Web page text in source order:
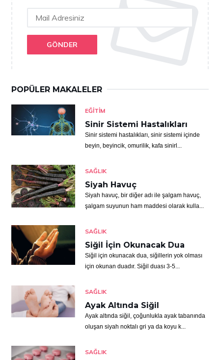
GÖNDER
POPÜLER MAKALELER
EĞITIM
Sinir Sistemi Hastalıkları
Sinir sistemi hastalıkları, sinir sistemi içinde
beyin, beyincik, omurilik, kafa sinirl...
SAĞLIK
Siyah Havuç
Siyah havuç, bir diğer adı ile şalgam havuç,
şalgam suyunun ham maddesi olarak kulla...
SAĞLIK
Siğil İçin Okunacak Dua
Siğil için okunacak dua, siğillerin yok olması
için okunan duadır. Siğil duası 3-5...
SAĞLIK
Ayak Altında Siğil
Ayak altında siğil, çoğunlukla ayak tabanında
oluşan siyah noktalı gri ya da koyu k...
SAĞLIK